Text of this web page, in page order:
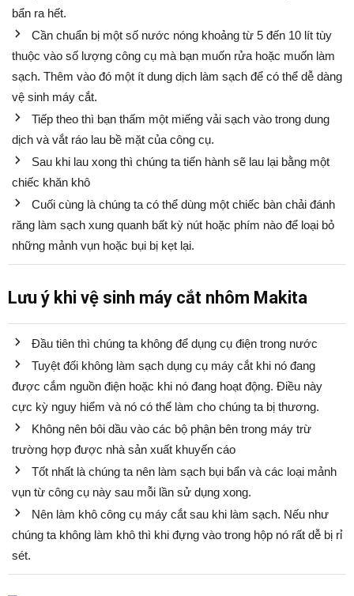
bẩn ra hết.
Cần chuẩn bị một số nước nóng khoảng từ 5 đến 10 lít tùy
thuộc vào số lượng công cụ mà bạn muốn rửa hoặc muốn làm
sạch. Thêm vào đó một ít dung dịch làm sạch để có thể dễ dàng
vệ sinh máy cắt.
Tiếp theo thì bạn thấm một miếng vải sạch vào trong dung
dịch và vắt ráo lau bề mặt của công cụ.
Sau khi lau xong thì chúng ta tiến hành sẽ lau lại bằng một
chiếc khăn khô
Cuối cùng là chúng ta có thể dùng một chiếc bàn chải đánh
răng làm sạch xung quanh bất kỳ nút hoặc phím nào để loại bỏ
những mảnh vụn hoặc bụi bị kẹt lại.
Lưu ý khi vệ sinh máy cắt nhôm Makita
Đầu tiên thì chúng ta không để dụng cụ điện trong nước
Tuyệt đối không làm sạch dụng cụ máy cắt khi nó đang
được cắm nguồn điện hoặc khi nó đang hoạt động. Điều này
cực kỳ nguy hiểm và nó có thể làm cho chúng ta bị thương.
Không nên bôi dầu vào các bộ phận bên trong máy trừ
trường hợp được nhà sản xuất khuyến cáo
Tốt nhất là chúng ta nên làm sạch bụi bẩn và các loại mảnh
vụn từ công cụ này sau mỗi lần sử dụng xong.
Nên làm khô công cụ máy cắt sau khi làm sạch. Nếu như
chúng ta không làm khô thì khi đựng vào trong hộp nó rất dễ bị rỉ
sét.